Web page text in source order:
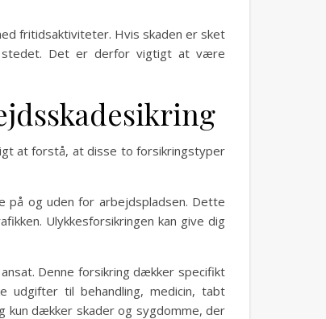
fritidsaktiviteter. Hvis skaden er sket
stedet. Det er derfor vigtigt at være
at forstå, at disse to forsikringstyper
på og uden for arbejdspladsen. Dette
Ulykkesforsikringen kan give dig
Denne forsikring dækker specifikt
udgifter til behandling, medicin, tabt
kun dækker skader og sygdomme, der